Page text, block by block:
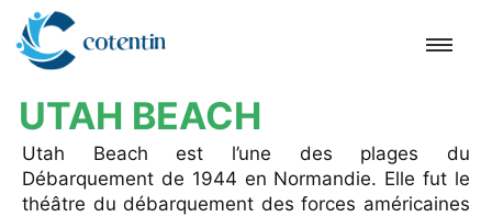
Accueil
Cherbourg-en-Cotentin
UTAH BEACH
Utah Beach est l’une des plages du
Débarquement de 1944 en Normandie. Elle fut le
théâtre du débarquement des forces américaines